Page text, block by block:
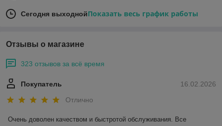
Сегодня выходнойПоказать весь график работы
Отзывы о магазине
323 отзывов за всё время
16.02.2026
Покупатель
Отлично
Очень доволен качеством и быстротой обслуживания. Все